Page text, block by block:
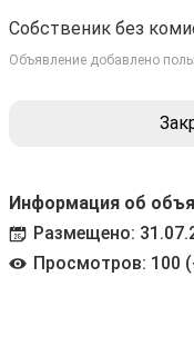
Собственик без
Объявление добавлено
Информация об
Размещено:
Просмотров: 100